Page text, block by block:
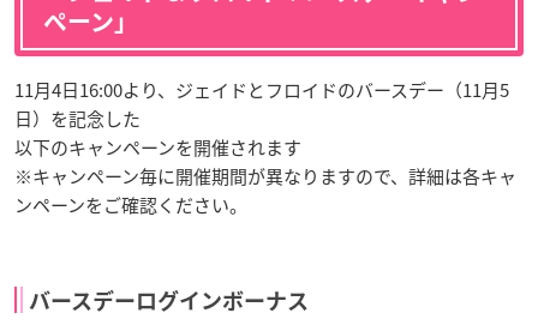
ペーン」
11月4日16:00より、ジェイドとフロイドのバースデー（11月5
日）を記念した
以下のキャンペーンを開催されます
※キャンペーン毎に開催期間が異なりますので、詳細は各キャ
ンペーンをご確認ください。
バースデーログインボーナス